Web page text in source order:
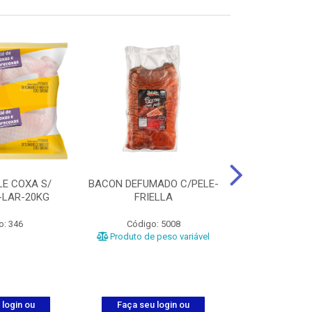
COXA S/
20KG
346
login ou
BACON DEFUMADO C/PELE-
FRIELLA
Código: 5008
Produto de peso variável
Faça seu login ou